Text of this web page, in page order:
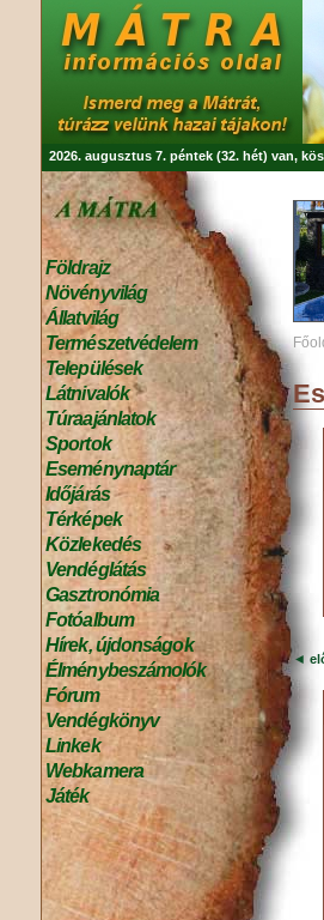
2026. augusztus 7. péntek (32. hét) van,
Földrajz
Növényvilág
Állatvilág
Természetvédelem
Települések
Látnivalók
Túraajánlatok
Sportok
Eseménynaptár
Időjárás
Térképek
Közlekedés
Vendéglátás
Gasztronómia
Fotóalbum
Hírek, újdonságok
Élménybeszámolók
Fórum
Vendégkönyv
Linkek
Webkamera
Játék
◄